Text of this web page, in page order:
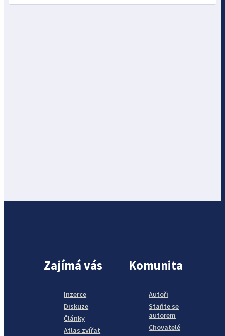
Zajímá vás
Inzerce
Diskuze
Články
Atlas zvířat
Komunita
Autoři
Staňte se
autorem
Chovatelé